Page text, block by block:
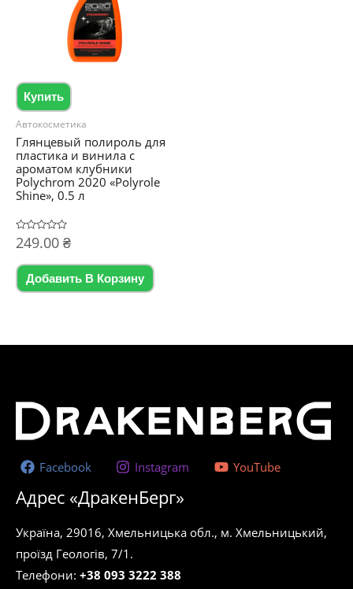
Купить
Автокосметика
Глянцевый полироль для
пластика и винила с
ароматом клубники
Polychrom 2020 «Polyrole
Shine», 0.5 л
Оценка
0
5
249.00 ₴
Добавить В Корзину
Facebook Instagram YouTube
Адрес «ДракенБерг»
Україна, 29016, Хмельницька обл., м. Хмельницький,
проїзд Геологів, 7/1.
Телефони: +38 093 3222 388